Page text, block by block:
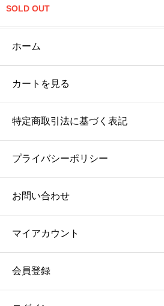
SOLD OUT
ホーム
カートを見る
特定商取引法に基づく表記
プライバシーポリシー
お問い合わせ
マイアカウント
会員登録